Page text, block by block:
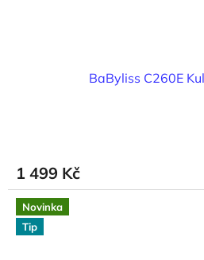
BaByliss C260E
1 499 Kč
Novinka
Tip